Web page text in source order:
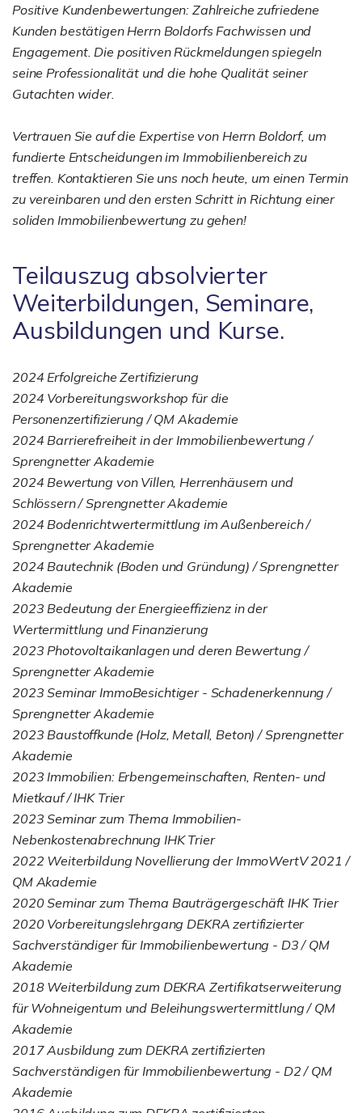
Positive Kundenbewertungen: Zahlreiche zufriedene
Kunden bestätigen Herrn Boldorfs Fachwissen und
Engagement. Die positiven Rückmeldungen spiegeln
seine Professionalität und die hohe Qualität seiner
Gutachten wider.
Vertrauen Sie auf die Expertise von Herrn Boldorf, um
fundierte Entscheidungen im Immobilienbereich zu
treffen. Kontaktieren Sie uns noch heute, um einen Termin
zu vereinbaren und den ersten Schritt in Richtung einer
soliden Immobilienbewertung zu gehen!
Teilauszug absolvierter
Weiterbildungen, Seminare,
Ausbildungen und Kurse.
2024 Erfolgreiche Zertifizierung
2024 Vorbereitungsworkshop für die
Personenzertifizierung / QM Akademie
2024 Barrierefreiheit in der Immobilienbewertung /
Sprengnetter Akademie
2024 Bewertung von Villen, Herrenhäusern und
Schlössern / Sprengnetter Akademie
2024 Bodenrichtwertermittlung im Außenbereich /
Sprengnetter Akademie
2024 Bautechnik (Boden und Gründung) / Sprengnetter
Akademie
2023 Bedeutung der Energieeffizienz in der
Wertermittlung und Finanzierung
2023 Photovoltaikanlagen und deren Bewertung /
Sprengnetter Akademie
2023 Seminar ImmoBesichtiger - Schadenerkennung /
Sprengnetter Akademie
2023 Baustoffkunde (Holz, Metall, Beton) / Sprengnetter
Akademie
2023 Immobilien: Erbengemeinschaften, Renten- und
Mietkauf / IHK Trier
2023 Seminar zum Thema Immobilien-
Nebenkostenabrechnung IHK Trier
2022 Weiterbildung Novellierung der ImmoWertV 2021 /
QM Akademie
2020 Seminar zum Thema Bauträgergeschäft IHK Trier
2020 Vorbereitungslehrgang DEKRA zertifizierter
Sachverständiger für Immobilienbewertung - D3 / QM
Akademie
2018 Weiterbildung zum DEKRA Zertifikatserweiterung
für Wohneigentum und Beleihungswertermittlung / QM
Akademie
2017 Ausbildung zum DEKRA zertifizierten
Sachverständigen für Immobilienbewertung - D2 / QM
Akademie